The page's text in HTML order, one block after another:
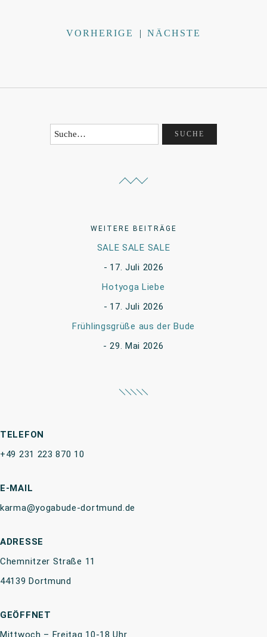
VORHERIGE | NÄCHSTE
WEITERE BEITRÄGE
SALE SALE SALE
17. Juli 2026
Hotyoga Liebe
17. Juli 2026
Frühlingsgrüße aus der Bude
29. Mai 2026
TELEFON
+49 231 223 870 10
E-MAIL
karma@yogabude-dortmund.de
ADRESSE
Chemnitzer Straße 11
44139 Dortmund
GEÖFFNET
Mittwoch – Freitag 10-18 Uhr